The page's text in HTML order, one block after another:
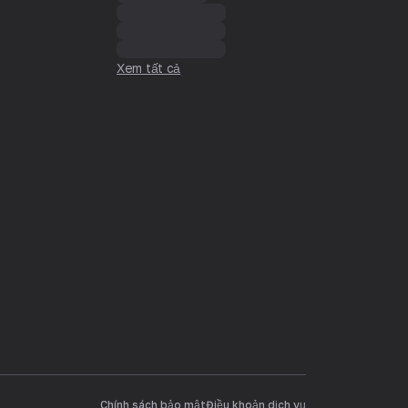
Xem tất cả
Chính sách bảo mậtĐiều khoản dịch vụ